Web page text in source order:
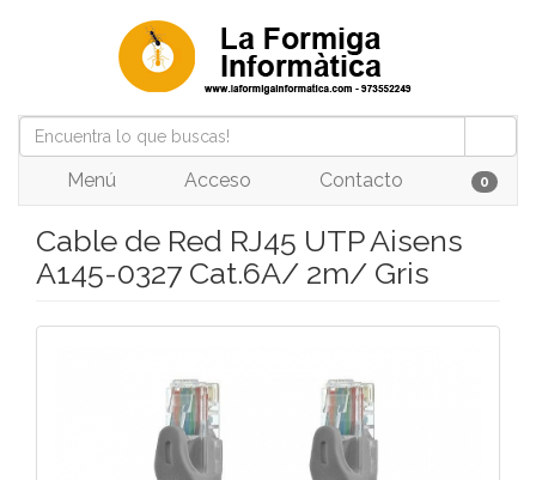
Menú Acceso Contacto 0
Cable de Red RJ45 UTP Aisens
A145-0327 Cat.6A/ 2m/ Gris